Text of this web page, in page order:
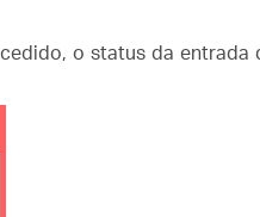
o status da entrada